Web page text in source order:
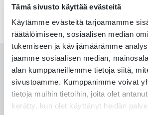
Tämä sivusto käyttää evästeitä
Käytämme evästeitä tarjoamamme
räätälöimiseen, sosiaalisen median
tukemiseen ja kävijämäärämme
jaamme sosiaalisen median,
alan kumppaneillemme tietoja siitä,
sivustoamme. Kumppanimme voivat
tietoja muihin tietoihin, joita olet
kerätty, kun olet käyttänyt heidän
Andra